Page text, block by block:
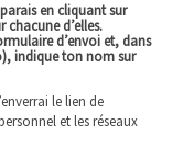
en cliquant sur
d’elles.
d’envoi et, dans
indique ton nom sur
le lien de
et les réseaux